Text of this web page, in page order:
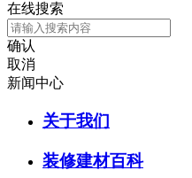
在线搜索
确认
取消
新闻中心
关于我们
装修建材百科